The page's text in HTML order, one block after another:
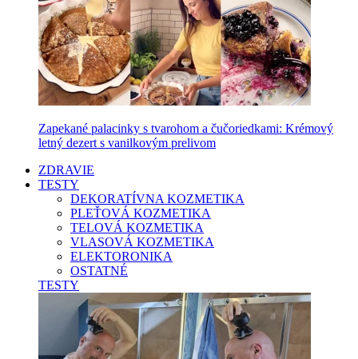
Zapekané palacinky s tvarohom a čučoriedkami: Krémový
letný dezert s vanilkovým prelivom
ZDRAVIE
TESTY
DEKORATÍVNA KOZMETIKA
PLEŤOVÁ KOZMETIKA
TELOVÁ KOZMETIKA
VLASOVÁ KOZMETIKA
ELEKTORONIKA
OSTATNÉ
TESTY